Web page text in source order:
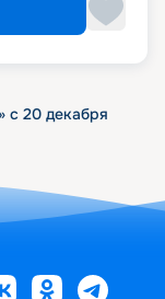
с 20 декабря